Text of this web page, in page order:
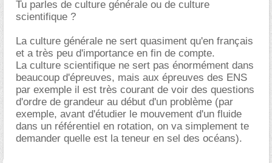
Tu parles de culture générale ou de culture
scientifique ?
La culture générale ne sert quasiment qu'en français
et a très peu d'importance en fin de compte.
La culture scientifique ne sert pas énormément dans
beaucoup d'épreuves, mais aux épreuves des ENS
par exemple il est très courant de voir des questions
d'ordre de grandeur au début d'un problème (par
exemple, avant d'étudier le mouvement d'un fluide
dans un référentiel en rotation, on va simplement te
demander quelle est la teneur en sel des océans).